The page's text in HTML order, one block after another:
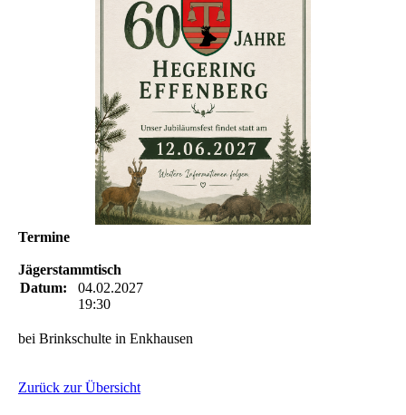
Termine
Jägerstammtisch
Datum:
04.02.2027
19:30
bei Brinkschulte in Enkhausen
Zurück zur Übersicht